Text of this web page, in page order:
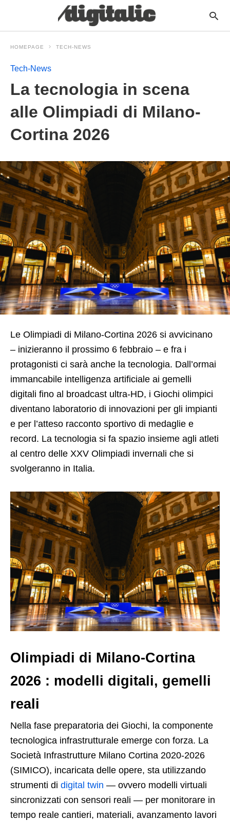
HOMEPAGE TECH-NEWS
Tech-News
La tecnologia in scena
alle Olimpiadi di Milano-
Cortina 2026
Le Olimpiadi di Milano-Cortina 2026 si avvicinano
– inizieranno il prossimo 6 febbraio – e fra i
protagonisti ci sarà anche la tecnologia. Dall’ormai
immancabile intelligenza artificiale ai gemelli
digitali fino al broadcast ultra-HD, i Giochi olimpici
diventano laboratorio di innovazioni per gli impianti
e per l’atteso racconto sportivo di medaglie e
record. La tecnologia si fa spazio insieme agli atleti
al centro delle XXV Olimpiadi invernali che si
svolgeranno in Italia.
Olimpiadi di Milano-Cortina
2026 : modelli digitali, gemelli
reali
Nella fase preparatoria dei Giochi, la componente
tecnologica infrastrutturale emerge con forza. La
Società Infrastrutture Milano Cortina 2020‑2026
(SIMICO), incaricata delle opere, sta utilizzando
strumenti di digital twin — ovvero modelli virtuali
sincronizzati con sensori reali — per monitorare in
tempo reale cantieri, materiali, avanzamento lavori